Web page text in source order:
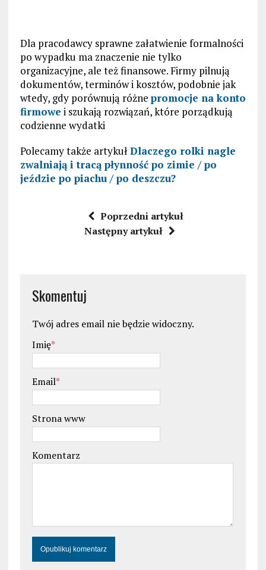
Dla pracodawcy sprawne załatwienie formalności
po wypadku ma znaczenie nie tylko
organizacyjne, ale też finansowe. Firmy pilnują
dokumentów, terminów i kosztów, podobnie jak
wtedy, gdy porównują różne promocje na konto
firmowe i szukają rozwiązań, które porządkują
codzienne wydatki
Polecamy także artykułDlaczego rolki nagle
zwalniają i tracą płynność po zimie / po
jeździe po piachu / po deszczu?
Poprzedni artykuł
Następny artykuł
Skomentuj
Twój adres email nie będzie widoczny.
Imię*
Email*
Strona www
Komentarz